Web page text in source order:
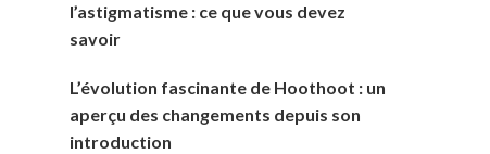
l’astigmatisme : ce que vous devez
savoir
L’évolution fascinante de Hoothoot : un
aperçu des changements depuis son
introduction